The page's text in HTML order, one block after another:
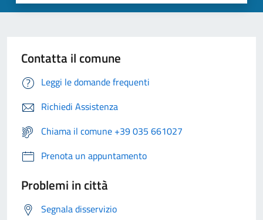
Contatta il comune
Leggi le domande frequenti
Richiedi Assistenza
Chiama il comune +39 035 661027
Prenota un appuntamento
Problemi in città
Segnala disservizio